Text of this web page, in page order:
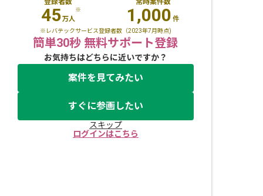
45万人
※ 1,000 件
※レバテックサービス登録者数（2023年7月時点)
簡単30秒 無料サポート登録
お気持ちはどちらに近いですか？
案件を見てみたい
すぐに参画したい
スキップ
ログインはこちら